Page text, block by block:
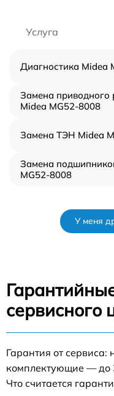
Услуга
Диагностика Midea
Замена приводного
Midea MG52-8008
Замена ТЭН Midea
Замена
MG52-8008
У меня
сервисного
Гарантия от
комплектующие — до
Что считается